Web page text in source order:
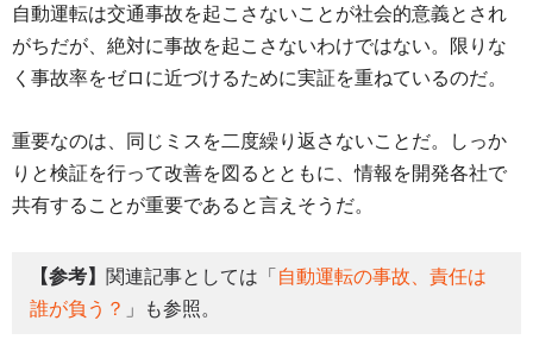
自動運転は交通事故を起こさないことが社会的意義とされ
がちだが、絶対に事故を起こさないわけではない。限りな
く事故率をゼロに近づけるために実証を重ねているのだ。
重要なのは、同じミスを二度繰り返さないことだ。しっか
りと検証を行って改善を図るとともに、情報を開発各社で
共有することが重要であると言えそうだ。
【参考】 関連記事としては「 自動運転の事故、責任は
誰が負う？ 」も参照。